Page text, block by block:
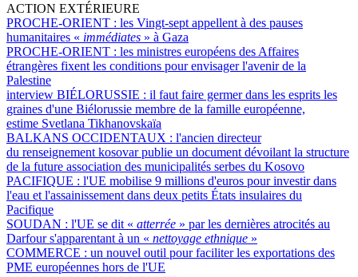
ACTION EXTÉRIEURE
PROCHE-ORIENT : les Vingt-sept appellent à des pauses
humanitaires « immédiates » à Gaza
PROCHE-ORIENT : les ministres européens des Affaires
étrangères fixent les conditions pour envisager l'avenir de la
Palestine
interview BIÉLORUSSIE : il faut faire germer dans les esprits les
graines d'une Biélorussie membre de la famille européenne,
estime Svetlana Tikhanovskaïa
BALKANS OCCIDENTAUX : l'ancien directeur
du renseignement kosovar publie un document dévoilant la structure
de la future association des municipalités serbes du Kosovo
PACIFIQUE : l'UE mobilise 9 millions d'euros pour investir dans
l'eau et l'assainissement dans deux petits États insulaires du
Pacifique
SOUDAN : l'UE se dit « atterrée » par les dernières atrocités au
Darfour s'apparentant à un « nettoyage ethnique »
COMMERCE : un nouvel outil pour faciliter les exportations des
PME européennes hors de l'UE